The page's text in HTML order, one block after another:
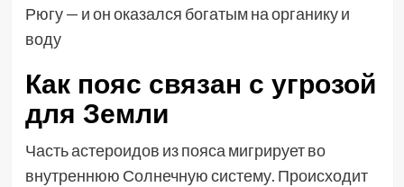
Рюгу — и он оказался богатым на органику и
воду
Как пояс связан с угрозой
для Земли
Часть астероидов из пояса мигрирует во
внутреннюю Солнечную систему. Происходит